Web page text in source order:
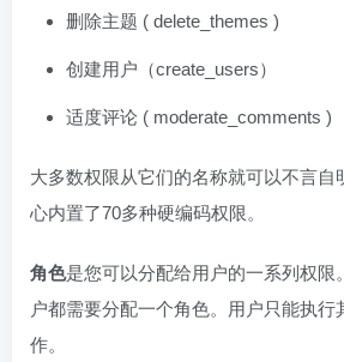
删除主题 ( delete_themes )
创建用户（create_users）
适度评论 ( moderate_comments )
大多数权限从它们的名称就可以不言自
心内置了70多种硬编码权限。
角色是您可以分配给用户的一系列权限
户都需要分配一个角色。用户只能执行
作。